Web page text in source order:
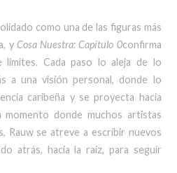
como una de las figuras más
y Cosa Nuestra: Capítulo 0confirma
límites. Cada paso lo aleja de lo
a una visión personal, donde lo
caribeña y se proyecta hacia
momento donde muchos artistas
Rauw se atreve a escribir nuevos
atrás, hacia la raíz, para seguir